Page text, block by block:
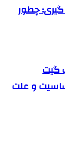
گیری؛ چطور
گیت
و علت